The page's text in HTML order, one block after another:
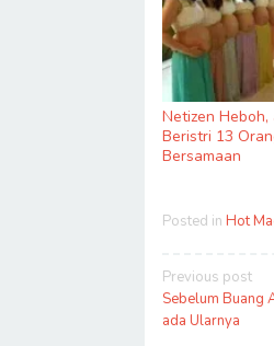
Netizen Heboh,
Beristri 13
Bersamaan
Posted in Hot
Post
Previous post
Sebelum Buang
ada Ularnya